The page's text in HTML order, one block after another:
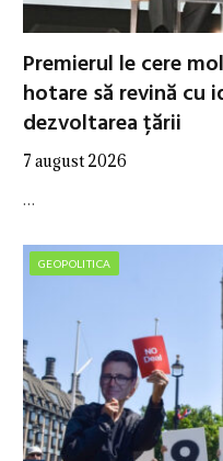
Premierul le cere
hotare să revină cu
dezvoltarea țării
7 august 2026
…
GEOPOLITICA